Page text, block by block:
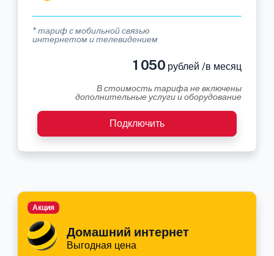
* тариф с мобильной связью
интернетом и телевидением
1 050 рублей /в месяц
В стоимость тарифа не включены
дополнительные услуги и оборудование
Подключить
Домашний интернет
Выгодная цена
Акция